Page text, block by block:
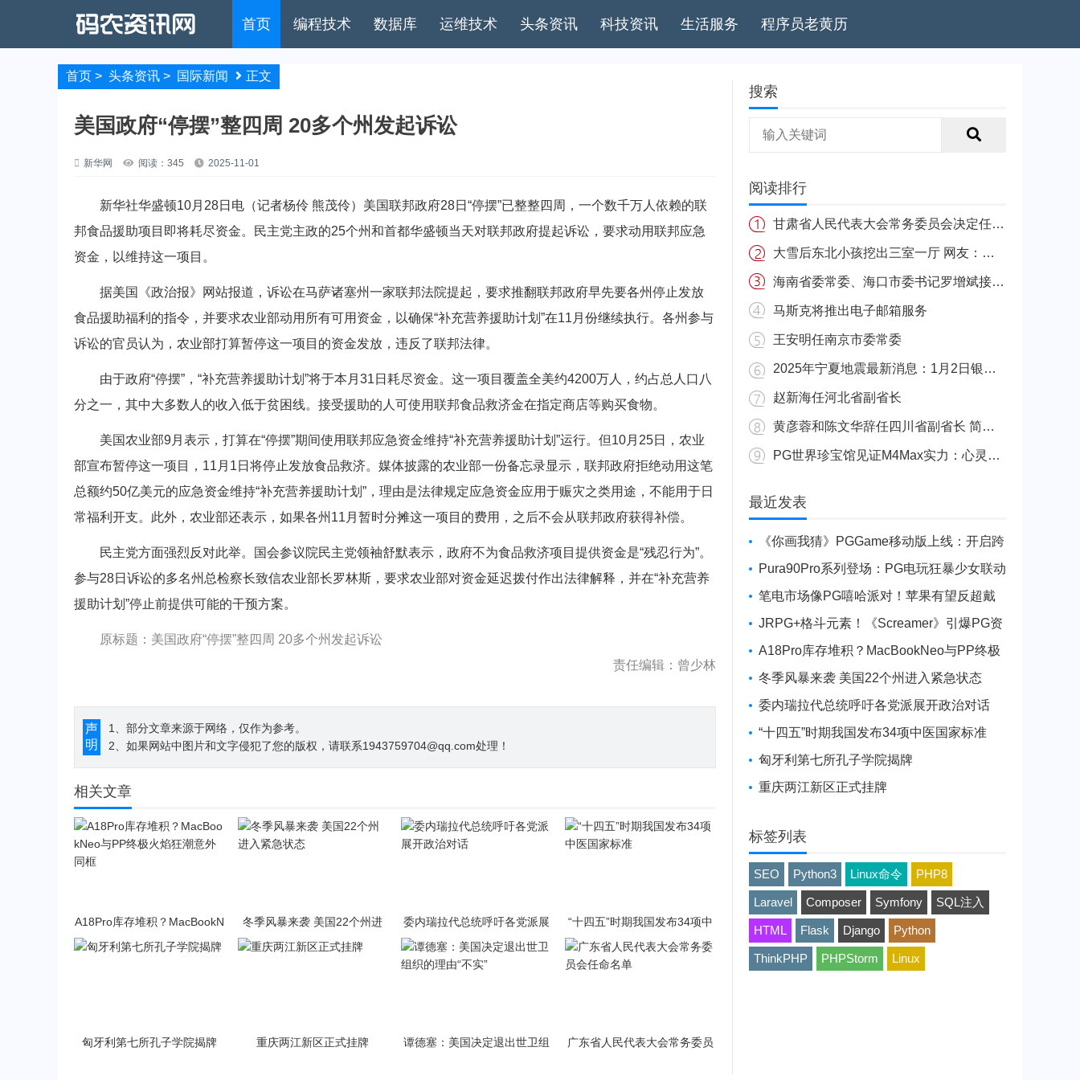
首页 编程技术 数据库 运维技术 头条资讯 科技资讯 生活服务 程序员老黄历
首页 > 头条资讯 > 国际新闻 正文
美国政府“停摆”整四周 20多个州发起诉讼
新华网 阅读：345 2025-11-01
新华社华盛顿10月28日电（记者杨伶 熊茂伶）美国联邦政府28日“停摆”已整整四周，一个数千万人依赖的联
邦食品援助项目即将耗尽资金。民主党主政的25个州和首都华盛顿当天对联邦政府提起诉讼，要求动用联邦应急
资金，以维持这一项目。
据美国《政治报》网站报道，诉讼在马萨诸塞州一家联邦法院提起，要求推翻联邦政府早先要各州停止发放
食品援助福利的指令，并要求农业部动用所有可用资金，以确保“补充营养援助计划”在11月份继续执行。各州参与
诉讼的官员认为，农业部打算暂停这一项目的资金发放，违反了联邦法律。
由于政府“停摆”，“补充营养援助计划”将于本月31日耗尽资金。这一项目覆盖全美约4200万人，约占总人口八
分之一，其中大多数人的收入低于贫困线。接受援助的人可使用联邦食品救济金在指定商店等购买食物。
美国农业部9月表示，打算在“停摆”期间使用联邦应急资金维持“补充营养援助计划”运行。但10月25日，农业
部宣布暂停这一项目，11月1日将停止发放食品救济。媒体披露的农业部一份备忘录显示，联邦政府拒绝动用这笔
总额约50亿美元的应急资金维持“补充营养援助计划”，理由是法律规定应急资金应用于赈灾之类用途，不能用于日
常福利开支。此外，农业部还表示，如果各州11月暂时分摊这一项目的费用，之后不会从联邦政府获得补偿。
民主党方面强烈反对此举。国会参议院民主党领袖舒默表示，政府不为食品救济项目提供资金是“残忍行为”。
参与28日诉讼的多名州总检察长致信农业部长罗林斯，要求农业部对资金延迟拨付作出法律解释，并在“补充营养
援助计划”停止前提供可能的干预方案。
原标题：美国政府“停摆”整四周 20多个州发起诉讼
责任编辑：曾少林
声
明
1、部分文章来源于网络，仅作为参考。
2、如果网站中图片和文字侵犯了您的版权，请联系1943759704@qq.com处理！
相关文章
A18Pro库存堆积？MacBookN
eo与PP终极火焰狂潮意外同
框
冬季风暴来袭 美国22个州进
委内瑞拉代总统呼吁各党派展
“十四五”时期我国发布34项中
匈牙利第七所孔子学院揭牌 重庆两江新区正式挂牌
谭德塞：美国决定退出世卫组
广东省人民代表大会常务委员
搜索
阅读排行
甘肃省人民代表大会常务委员会决定任免名单
大雪后东北小孩挖出三室一厅 网友：南方的娃很羡慕
海南省委常委、海口市委书记罗增斌接受中央纪委国家监委纪律审查和监察调查
马斯克将推出电子邮箱服务
王安明任南京市委常委
2025年宁夏地震最新消息：1月2日银川发生4.8级地震
赵新海任河北省副省长
黄彦蓉和陈文华辞任四川省副省长 简历资料照片
PG世界珍宝馆见证M4Max实力：心灵杀手2竟轻松跑出80FPS！
最近发表
《你画我猜》PGGame移动版上线：开启跨
平台互动新玩法
Pura90Pro系列登场：PG电玩狂暴少女联动
旗舰性能升级
笔电市场像PG嘻哈派对！苹果有望反超戴
尔进前三
JRPG+格斗元素！《Screamer》引爆PG资
讯手游新焦点
A18Pro库存堆积？MacBookNeo与PP终极
火焰狂潮意外同框
冬季风暴来袭 美国22个州进入紧急状态
委内瑞拉代总统呼吁各党派展开政治对话
“十四五”时期我国发布34项中医国家标准
匈牙利第七所孔子学院揭牌
重庆两江新区正式挂牌
标签列表
SEO Python3 Linux命令 PHP8
Laravel Composer Symfony SQL注入
HTML Flask Django Python
ThinkPHP PHPStorm Linux